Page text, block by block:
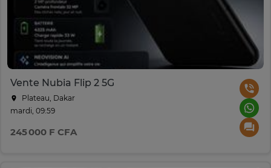
Vente Nubia Flip 2 5G
Plateau, Dakar
mardi, 09:59
245 000 F CFA